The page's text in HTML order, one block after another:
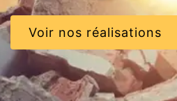
Voir nos réalisations